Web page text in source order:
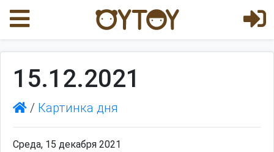
15.12.2021
/ Картинка дня
Среда, 15 декабря 2021